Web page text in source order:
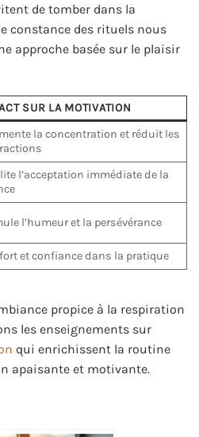
de tomber dans la
constance des rituels nous
approche basée sur le plaisir
SUR LA MOTIVATION
la concentration et réduit les
l’acceptation immédiate de la
l’humeur et la persévérance
et confiance dans la pratique
propice à la respiration
les enseignements sur
qui enrichissent la routine
apaisante et motivante.